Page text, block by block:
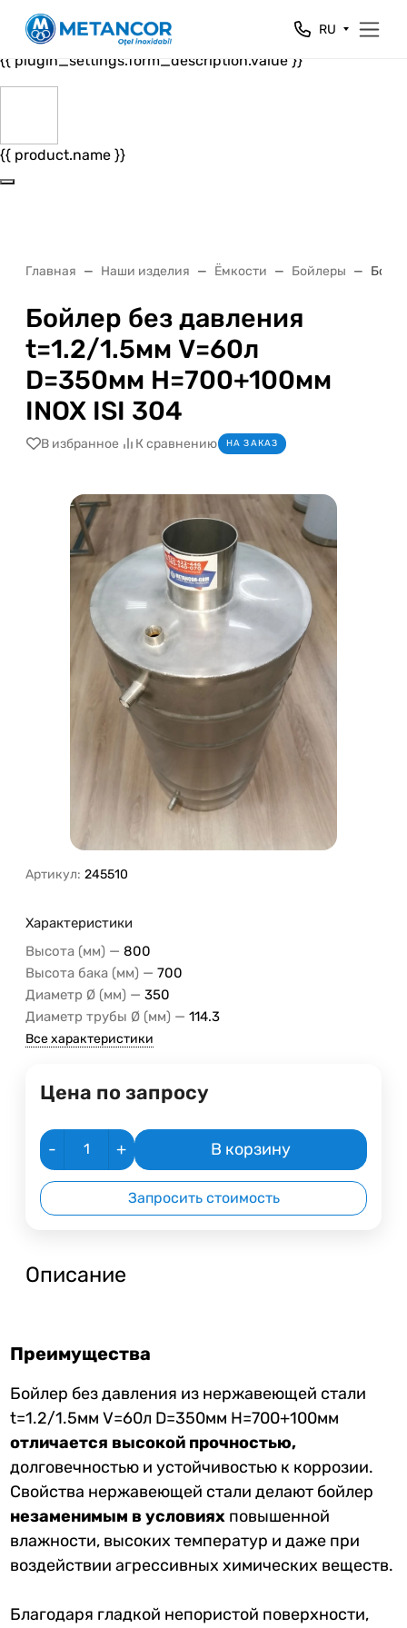
Close
{{ plugin_settings.form_header.value }}
{{ plugin_settings.form_description.value }}
{{ product.name }}
RU
Главная Наши изделия Ёмкости Бойлеры
Бойлер без давления
t=1.2/1.5мм V=60л
D=350мм H=700+100мм
INOX ISI 304
В избранное К сравнению НА ЗАКАЗ
Артикул: 245510
Характеристики
Высота (мм) — 800
Высота бака (мм) — 700
Диаметр Ø (мм) — 350
Диаметр трубы Ø (мм) — 114.3
Все характеристики
Цена по запросу
- + В корзину
Запросить стоимость
Описание
Преимущества
Бойлер без давления из нержавеющей стали
t=1.2/1.5мм V=60л D=350мм H=700+100мм
отличается высокой прочностью,
долговечностью и устойчивостью к коррозии.
Свойства нержавеющей стали делают бойлер
незаменимым в условиях повышенной
влажности, высоких температур и даже при
воздействии агрессивных химических веществ.
Благодаря гладкой непористой поверхности,